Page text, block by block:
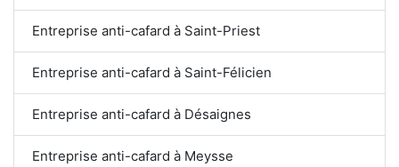
Entreprise anti-cafard à Saint-Priest
Entreprise anti-cafard à Saint-Félicien
Entreprise anti-cafard à Désaignes
Entreprise anti-cafard à Meysse